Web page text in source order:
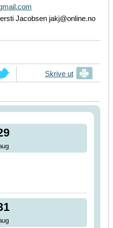
Jacobsen jakj@online.no
Skrive ut